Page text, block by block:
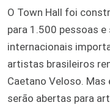
O Town Hall foi
para 1.500 pessoas
internacionais
artistas brasileiros
Caetano Veloso. Mas
serão abertas para